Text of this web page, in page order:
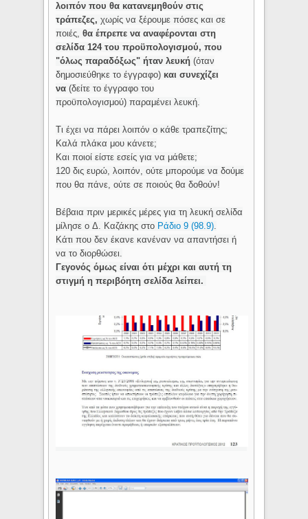
λοιπόν που θα κατανεμηθούν στις
τράπεζες, χωρίς να ξέρουμε πόσες και σε
ποιές,θα έπρεπε να αναφέρονται στη
σελίδα 124 του προϋπολογισμού, που
"όλως παραδόξως" ήταν λευκή (όταν
δημοσιεύθηκε το έγγραφο) και συνεχίζει
να (δείτε το έγγραφο του
προϋπολογισμού) παραμένει λευκή.
Τι έχει να πάρει λοιπόν ο κάθε τραπεζίτης;
Καλά πλάκα μου κάνετε;
Και ποιοί είστε εσείς για να μάθετε;
120 δις ευρώ, λοιπόν, ούτε μπορούμε να δούμε
που θα πάνε, ούτε σε ποιούς θα δοθούν!
Βέβαια πριν μερικές μέρες για τη λευκή σελίδα
μίλησε οΔ. Καζάκης στο Ράδιο 9 (98.9).
Κάτι που δεν έκανε κανέναν να απαντήσει ή
να το διορθώσει.
Γεγονός όμως είναι ότι μέχρι και αυτή τη
στιγμή η περιβόητη σελίδα λείπει.